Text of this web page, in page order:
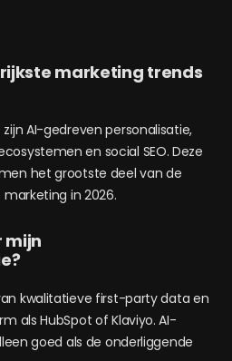
marketing trends
AI-gedreven personalisatie,
en social SEO. Deze
het grootste deel van de
in 2026.
mijn
kwalitatieve first-party data en
als HubSpot of Klaviyo. AI-
goed als de onderliggende